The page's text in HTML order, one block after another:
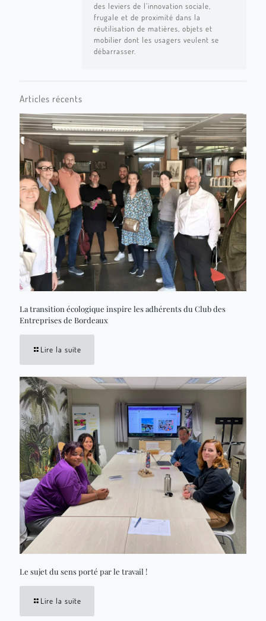
des leviers de l’innovation sociale,
frugale et de proximité dans la
réutilisation de matières, objets et
mobilier dont les usagers veulent se
débarrasser.
Articles récents
La transition écologique inspire les adhérents du Club des
Entreprises de Bordeaux
Lire la suite
Le sujet du sens porté par le travail !
Lire la suite